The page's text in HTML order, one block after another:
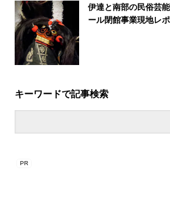
伊達と南部の民俗芸
ール閉館事業現地レポ
キーワードで記事検索